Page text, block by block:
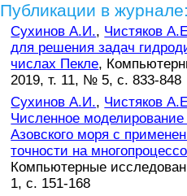
Публикации в
Сухинов А.И., Чистяков
для решения задач
числах Пекле,
2019, т. 11, № 5, с. 833-848
Сухинов А.И., Чистяков
Численное моделирование
Азовского моря с
точности на
Компьютерные
1, с. 151-168